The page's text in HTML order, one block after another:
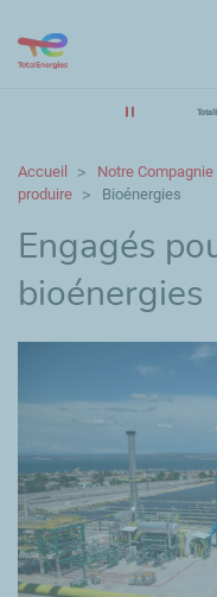
Accueil Notre Compagnie
produire
Bioénergies
Engagés
bioénergies